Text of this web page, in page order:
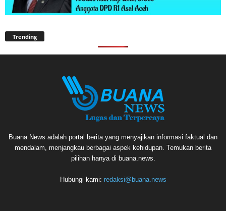
Trending
Buana News adalah portal berita yang menyajikan informasi faktual dan
mendalam, menjangkau berbagai aspek kehidupan. Temukan berita
pilihan hanya di buana.news.
Hubungi kami: redaksi@buana.news